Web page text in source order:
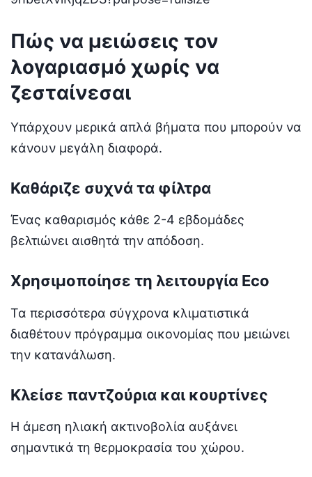
Πώς να μειώσεις τον
λογαριασμό χωρίς να
ζεσταίνεσαι
Υπάρχουν μερικά απλά βήματα που μπορούν να
κάνουν μεγάλη διαφορά.
Καθάριζε συχνά τα φίλτρα
Ένας καθαρισμός κάθε 2-4 εβδομάδες
βελτιώνει αισθητά την απόδοση.
Χρησιμοποίησε τη λειτουργία Eco
Τα περισσότερα σύγχρονα κλιματιστικά
διαθέτουν πρόγραμμα οικονομίας που μειώνει
την κατανάλωση.
Κλείσε παντζούρια και κουρτίνες
Η άμεση ηλιακή ακτινοβολία αυξάνει
σημαντικά τη θερμοκρασία του χώρου.